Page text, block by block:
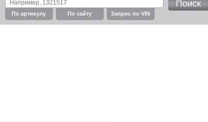
По артикулу По cайту Запрос по VIN